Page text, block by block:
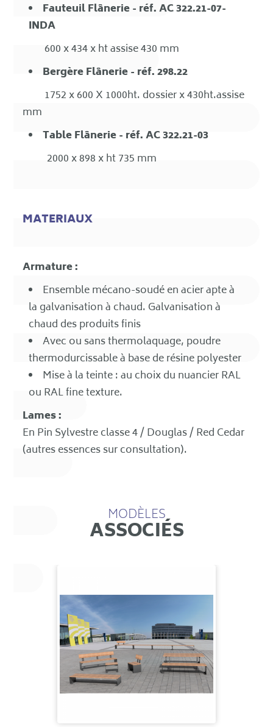
Fauteuil Flânerie - réf. AC 322.21-07-
INDA
600 x 434 x ht assise 430 mm
Bergère Flânerie - réf. 298.22
1752 x 600 X 1000ht. dossier x 430ht.assise
mm
Table Flânerie - réf. AC 322.21-03
2000 x 898 x ht 735 mm
MATERIAUX
Armature :
Ensemble mécano-soudé en acier apte à
la galvanisation à chaud. Galvanisation à
chaud des produits finis
Avec ou sans thermolaquage, poudre
thermodurcissable à base de résine polyester
Mise à la teinte : au choix du nuancier RAL
ou RAL fine texture.
Lames :
En Pin Sylvestre classe 4 / Douglas / Red Cedar
(autres essences sur consultation).
MODÈLES
ASSOCIÉS